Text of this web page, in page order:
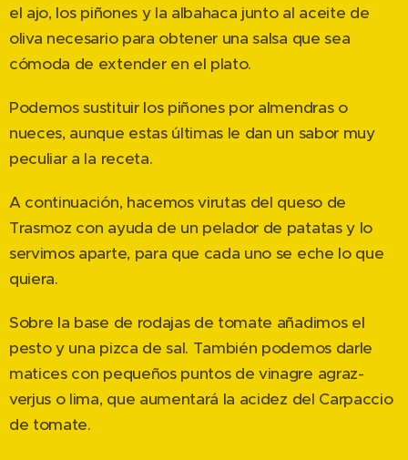
el ajo, los piñones y la albahaca junto al aceite de
oliva necesario para obtener una salsa que sea
cómoda de extender en el plato.
Podemos sustituir los piñones por almendras o
nueces, aunque estas últimas le dan un sabor muy
peculiar a la receta.
A continuación, hacemos virutas del queso de
Trasmoz con ayuda de un pelador de patatas y lo
servimos aparte, para que cada uno se eche lo que
quiera.
Sobre la base de rodajas de tomate añadimos el
pesto y una pizca de sal. También podemos darle
matices con pequeños puntos de vinagre agraz-
verjus o lima, que aumentará la acidez del Carpaccio
de tomate.